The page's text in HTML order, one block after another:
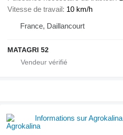
Vitesse de travail 10 km/h
France, Daillancourt
MATAGRI 52
Informations sur Agrokalina